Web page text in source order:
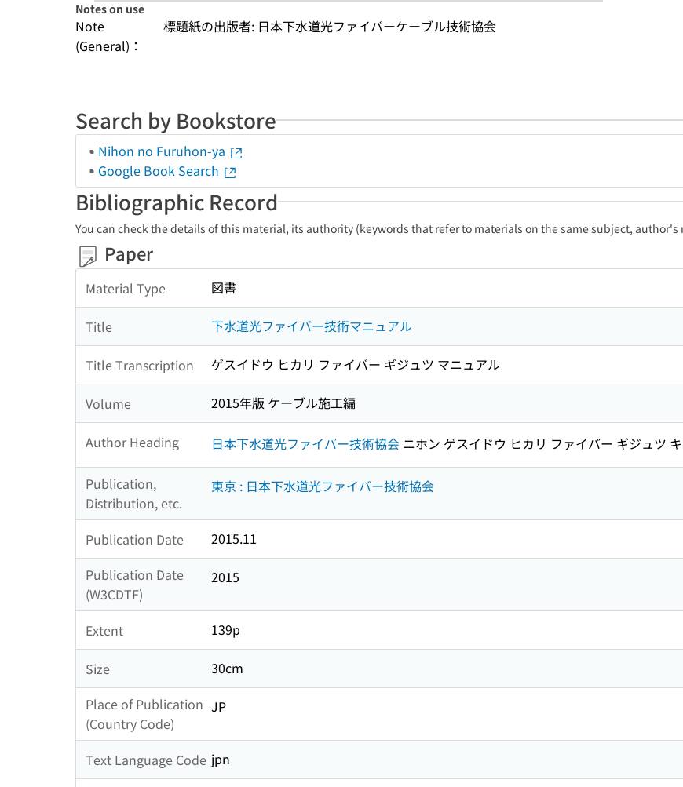
Notes on use
Note
(General)：
標題紙の出版者: 日本下水道光ファイバーケーブル技術協会
Search by Bookstore
Nihon no Furuhon-ya
Google Book Search
Bibliographic Record
You can check the details of this material, its authority (keywords that refer to materials on the same subject, author's
Paper
Material Type 図書
Title 下水道光ファイバー技術マニュアル
Title Transcription ゲスイドウ ヒカリ ファイバー ギジュツ マニュアル
Volume 2015年版 ケーブル施工編
Author Heading 日本下水道光ファイバー技術協会 ニホン ゲスイドウ ヒカリ ファイバー ギジュツ
Publication,
Distribution, etc.
東京 : 日本下水道光ファイバー技術協会
Publication Date
2015.11
Publication Date
(W3CDTF)
2015
Extent 139p
Size
30cm
Place of Publication
(Country Code)
JP
Text Language Code jpn